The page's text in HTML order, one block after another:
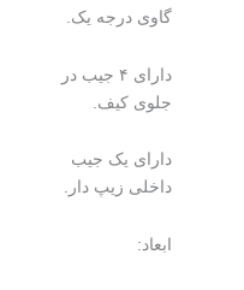
گاوی درجه یک.
دارای ۴ جیب در
دارای یک جیب
داخلی زیپ دار.